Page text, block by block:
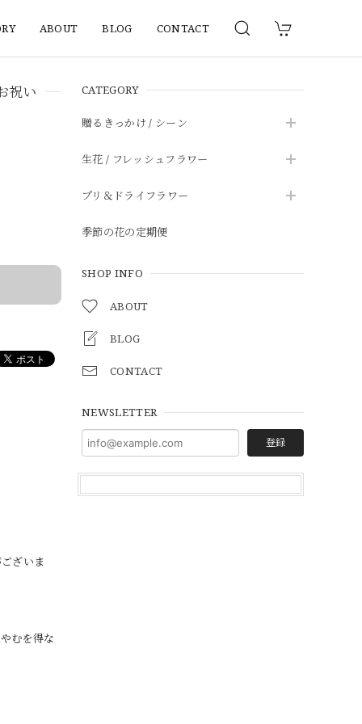
ABOUT BLOG CONTACT
CATEGORY
贈るきっかけ / シーン
生花 / フレッシュフラワー
プリ＆ドライフラワー
季節の花の定期便
SHOP INFO
ABOUT
BLOG
CONTACT
NEWSLETTER
登録
祝い
ざいま
むを得な